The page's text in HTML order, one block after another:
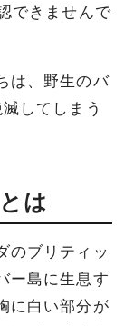
できませんで
は、野生のバ
してしまう
は
のブリティッ
ー島に生息す
に白い部分が